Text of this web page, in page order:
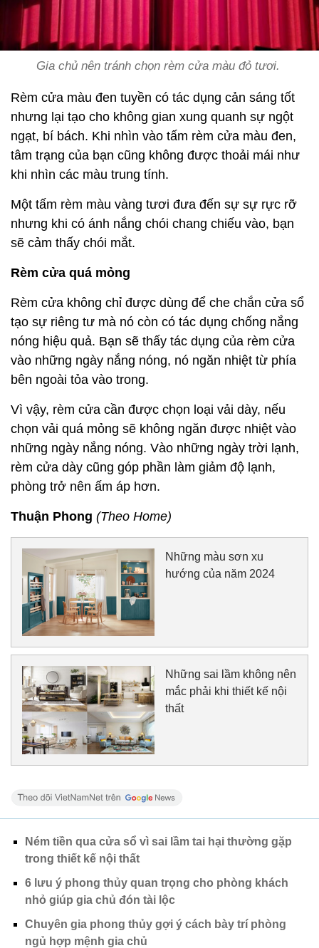
Gia chủ nên tránh chọn rèm cửa màu đỏ tươi.
Rèm cửa màu đen tuyền có tác dụng cản sáng tốt
nhưng lại tạo cho không gian xung quanh sự ngột
ngạt, bí bách. Khi nhìn vào tấm rèm cửa màu đen,
tâm trạng của bạn cũng không được thoải mái như
khi nhìn các màu trung tính.
Một tấm rèm màu vàng tươi đưa đến sự sự rực rỡ
nhưng khi có ánh nắng chói chang chiếu vào, bạn
sẽ cảm thấy chói mắt.
Rèm cửa quá mỏng
Rèm cửa không chỉ được dùng để che chắn cửa sổ
tạo sự riêng tư mà nó còn có tác dụng chống nắng
nóng hiệu quả. Bạn sẽ thấy tác dụng của rèm cửa
vào những ngày nắng nóng, nó ngăn nhiệt từ phía
bên ngoài tỏa vào trong.
Vì vậy, rèm cửa cần được chọn loại vải dày, nếu
chọn vải quá mỏng sẽ không ngăn được nhiệt vào
những ngày nắng nóng. Vào những ngày trời lạnh,
rèm cửa dày cũng góp phần làm giảm độ lạnh,
phòng trở nên ấm áp hơn.
Thuận Phong (Theo Home)
Những màu sơn xu
hướng của năm 2024
Những sai lầm không nên
mắc phải khi thiết kế nội
thất
Ném tiền qua cửa sổ vì sai lầm tai hại thường gặp
trong thiết kế nội thất
6 lưu ý phong thủy quan trọng cho phòng khách
nhỏ giúp gia chủ đón tài lộc
Chuyên gia phong thủy gợi ý cách bày trí phòng
ngủ hợp mệnh gia chủ